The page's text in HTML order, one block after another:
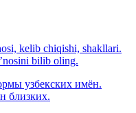
kelib chiqishi, shakllari.
bilib oling.
узбекских имён.
близких.